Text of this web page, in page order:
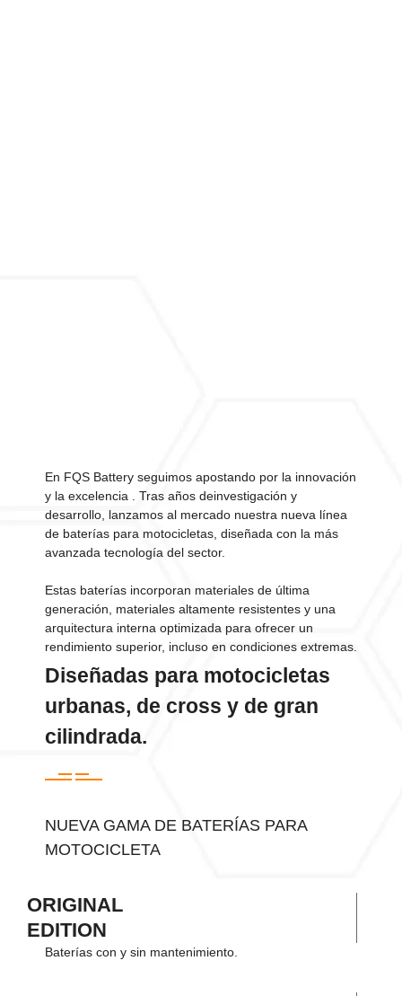
En FQS Battery seguimos apostando por la innovación
y la excelencia . Tras años deinvestigación y
desarrollo, lanzamos al mercado nuestra nueva línea
de baterías para motocicletas, diseñada con la más
avanzada tecnología del sector.
Estas baterías incorporan materiales de última
generación, materiales altamente resistentes y una
arquitectura interna optimizada para ofrecer un
rendimiento superior, incluso en condiciones extremas.
Diseñadas para motocicletas
urbanas, de cross y de gran
cilindrada.
NUEVA GAMA DE BATERÍAS PARA
MOTOCICLETA
ORIGINAL
EDITION
Baterías con y sin mantenimiento.